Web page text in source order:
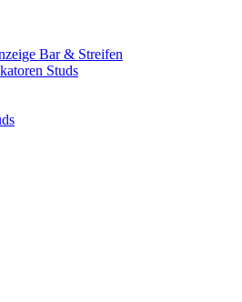
Bar & Streifen
Studs